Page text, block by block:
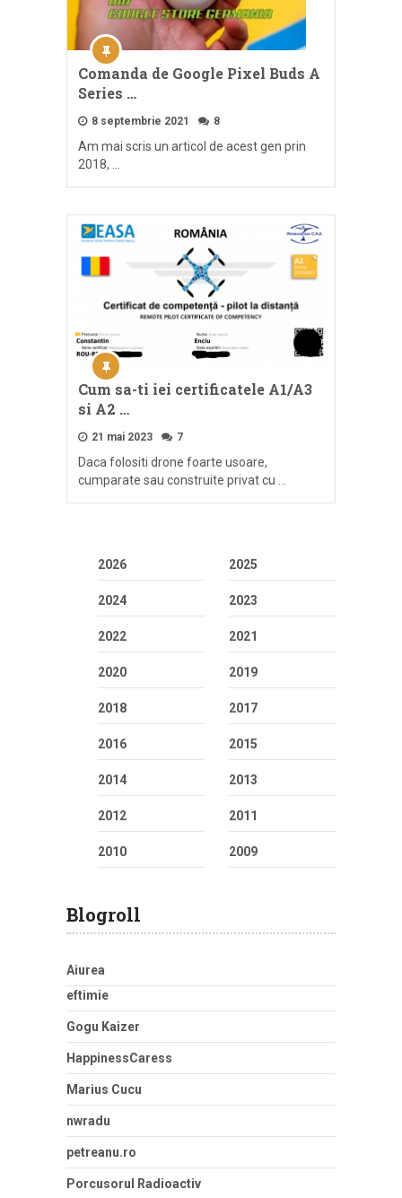
Comanda de Google Pixel Buds A
Series …
8 septembrie 2021 8
Am mai scris un articol de acest gen prin
2018, …
Cum sa-ti iei certificatele A1/A3
si A2 …
21 mai 2023 7
Daca folositi drone foarte usoare,
cumparate sau construite privat cu …
2026 2025
2024 2023
2022 2021
2020 2019
2018 2017
2016 2015
2014 2013
2012 2011
2010 2009
Blogroll
Aiurea
eftimie
Gogu Kaizer
HappinessCaress
Marius Cucu
nwradu
petreanu.ro
Porcusorul Radioactiv